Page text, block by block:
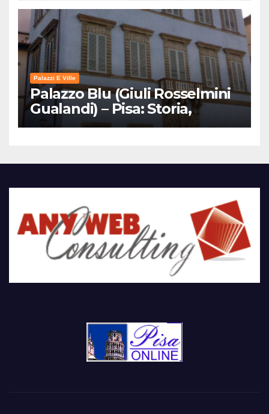
Palazzi E Ville
Palazzo Blu (Giuli Rosselmini
Gualandi) – Pisa: Storia,
Mostre e Info Visita